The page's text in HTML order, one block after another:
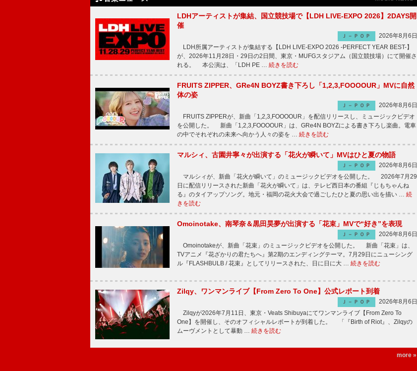
LDHアーティストが集結、国立競技場で【LDH LIVE-EXPO 2026】2DAYS開
催
Ｊ－ＰＯＰ
2026年8月6日
LDH所属アーティストが集結する【LDH LIVE-EXPO 2026 -PERFECT YEAR BEST-】
が、2026年11月28日・29日の2日間、東京・MUFGスタジアム（国立競技場）にて開催さ
れる。 本公演は、「LDH PE … 続きを読む
FRUITS ZIPPER、GRe4N BOYZ書き下ろし「1,2,3,FOOOOUR」MVに自然
体の姿
Ｊ－ＰＯＰ
2026年8月6日
FRUITS ZIPPERが、新曲「1,2,3,FOOOOUR」を配信リリースし、ミュージックビデオ
を公開した。 新曲「1,2,3,FOOOOUR」は、GRe4N BOYZによる書き下ろし楽曲。電車
の中でそれぞれの未来へ向かう人々の姿を … 続きを読む
マルシィ、古園井寧々が出演する「花火が瞬いて」MVはひと夏の物語
Ｊ－ＰＯＰ
2026年8月6日
マルシィが、新曲「花火が瞬いて」のミュージックビデオを公開した。 2026年7月29
日に配信リリースされた新曲「花火が瞬いて」は、テレビ西日本の番組『じもちゃんね
る』のタイアップソング。地元・福岡の花火大会で過ごしたひと夏の思い出を描い … 続
きを読む
Omoinotake、南琴奈＆黒田昊夢が出演する「花束」MVで“好き”を表現
Ｊ－ＰＯＰ
2026年8月6日
Omoinotakeが、新曲「花束」のミュージックビデオを公開した。 新曲「花束」は、
TVアニメ『花ざかりの君たちへ』第2期のエンディングテーマ。7月29日にニューシング
ル『FLASHBULB / 花束』としてリリースされた、日に日に大 … 続きを読む
Zilqy、ワンマンライブ【From Zero To One】公式レポート到着
Ｊ－ＰＯＰ
2026年8月6日
Zilqyが2026年7月11日、東京・Veats Shibuyaにてワンマンライブ【From Zero To
One】を開催し、そのオフィシャルレポートが到着した。 「『Birth of Riot』、Zilqyの
ムーヴメントとして暴動 … 続きを読む
more »